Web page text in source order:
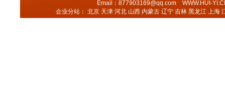
Email：877903169@qq.com
WWW.HUI-
企业分站： 北京 天津 河北 山西 内蒙古 辽宁 吉林 黑龙江 上海